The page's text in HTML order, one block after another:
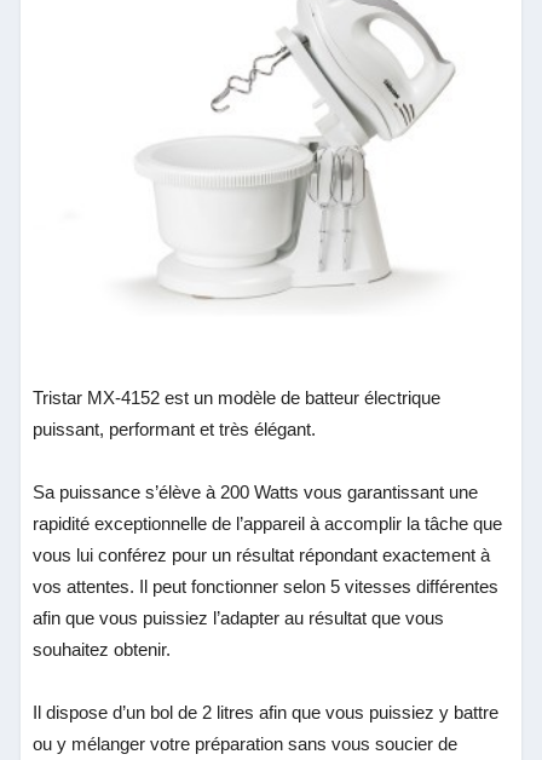
Tristar MX-4152 est un modèle de batteur électrique
puissant, performant et très élégant.
Sa puissance s’élève à 200 Watts vous garantissant une
rapidité exceptionnelle de l’appareil à accomplir la tâche que
vous lui conférez pour un résultat répondant exactement à
vos attentes. Il peut fonctionner selon 5 vitesses différentes
afin que vous puissiez l’adapter au résultat que vous
souhaitez obtenir.
Il dispose d’un bol de 2 litres afin que vous puissiez y battre
ou y mélanger votre préparation sans vous soucier de